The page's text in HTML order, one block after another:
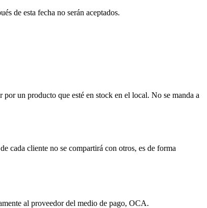
de esta fecha no serán aceptados.
un producto que esté en stock en el local. No se manda a
cada cliente no se compartirá con otros, es de forma
al proveedor del medio de pago, OCA.